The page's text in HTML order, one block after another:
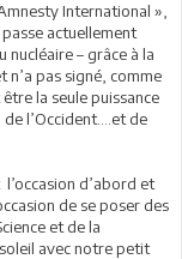
International »,
actuellement
nucléaire – grâce à la
n’a pas signé, comme
la seule puissance
l’Occident….et de
d’abord et
de se poser des
et de la
avec notre petit